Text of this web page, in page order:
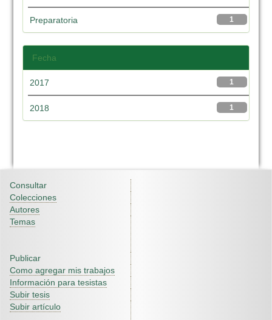
1
Preparatoria
Fecha
1
2017
1
2018
Consultar
Colecciones
Autores
Temas
Publicar
Como agregar mis trabajos
Información para tesistas
Subir tesis
Subir artículo